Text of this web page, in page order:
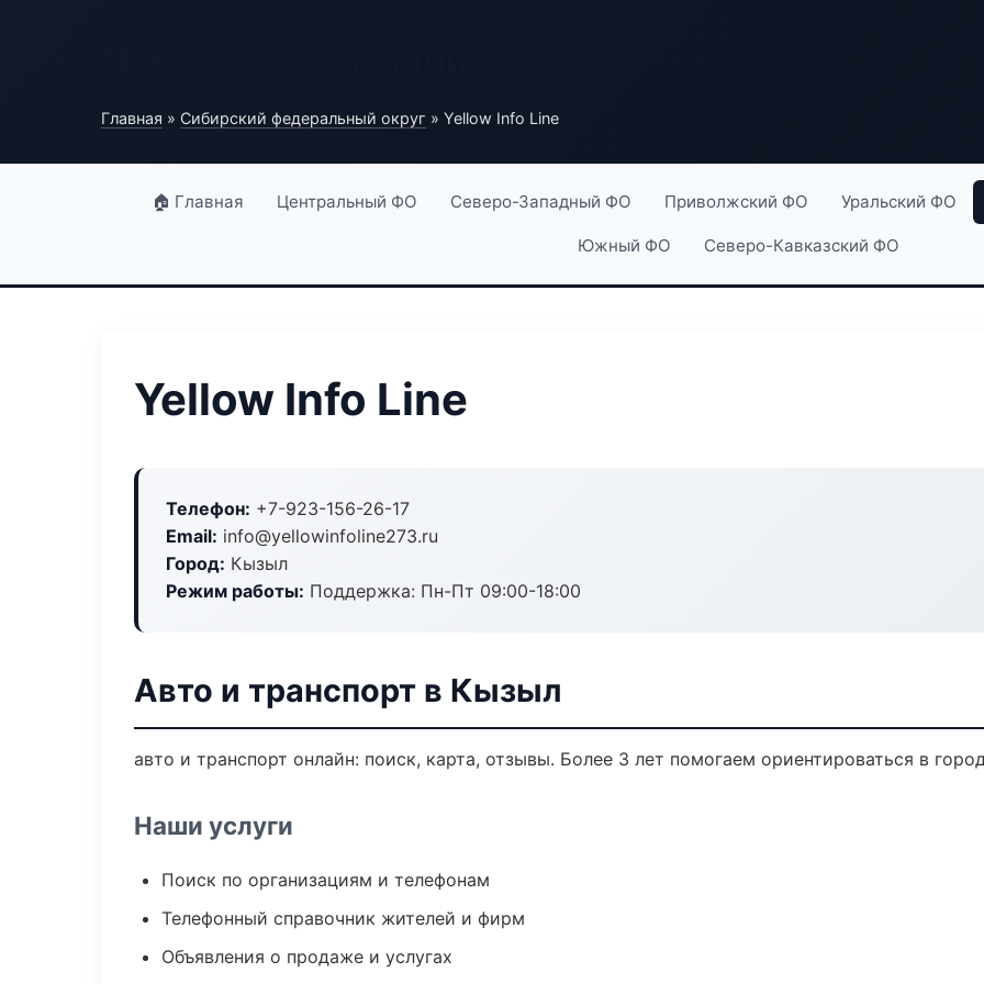
Главная » Сибирский федеральный округ » Yellow Info Line
🏠 Главная Центральный ФО Северо-Западный ФО Приволжский ФО Уральский ФО
Южный ФО Северо-Кавказский ФО
Yellow Info Line
Телефон: +7-923-156-26-17
Email: info@yellowinfoline273.ru
Город: Кызыл
Режим работы: Поддержка: Пн-Пт 09:00-18:00
Авто и транспорт в Кызыл
авто и транспорт онлайн: поиск, карта, отзывы. Более 3 лет помогаем ориентироваться в
Наши услуги
Поиск по организациям и телефонам
Телефонный справочник жителей и фирм
Объявления о продаже и услугах